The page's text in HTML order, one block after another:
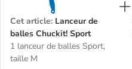
Cet article: Lanceur de
balles Chuckit! Sport
1 lanceur de balles Sport,
taille M